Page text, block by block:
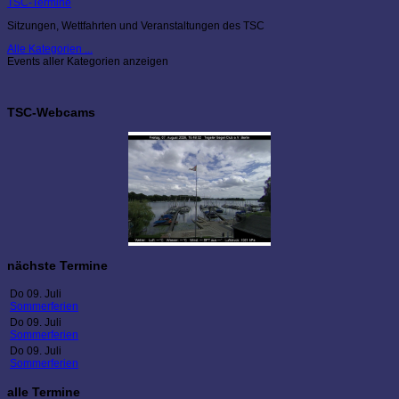
TSC-Termine
Sitzungen, Wettfahrten und Veranstaltungen des TSC
Alle Kategorien ...
Events aller Kategorien anzeigen
TSC-Webcams
nächste Termine
Do 09. Juli
Sommerferien
Do 09. Juli
Sommerferien
Do 09. Juli
Sommerferien
alle Termine